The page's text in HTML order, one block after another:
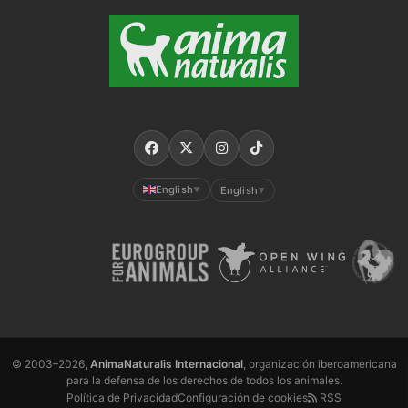
English ▼ English ▼
© 2003–2026, AnimaNaturalis Internacional, organización iberoamericana
para la defensa de los derechos de todos los animales.
Política de PrivacidadConfiguración de cookies RSS